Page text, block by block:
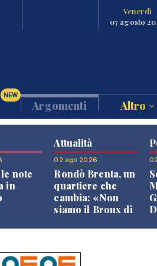
Venerdì
07 agosto
NEW
Argomenti Altro
note
in
Attualità
02 ago 2026
Rondò Brenta, un
quartiere che
cambia: «Non
siamo il Bronx di